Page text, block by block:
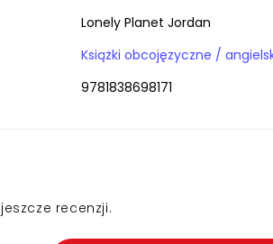
Lonely Planet Jordan
9781838698171
recenzji.